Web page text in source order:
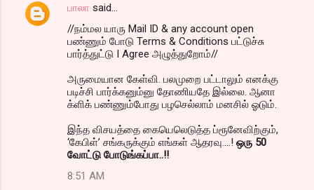
பாலா said…
//நம்மல யாரு Mail ID & any account open
பண்ணும் போடு Terms & Conditions பட்டுச்சு
பார்த்துட்டு I Agree அழுத்துறோம்//
அருமையான கேள்வி. பலமுறை பட்டாலும் எனக்கு
படிச்சி பார்க்கனும்னு தோணியதே இல்லை. ஆனா
க்ளிக் பண்ணும்போது பழசெல்லாம் மனசில் ஓடும்.
இந்த விசயத்தை கையெலெடுத்த ப்ரூனேவிற்கும்,
‘கேபிள்’ சங்கருக்கும் எங்கள் ஆதரவு....! ஒரு 50
வோட்டு போடுங்கப்பா..!!
8:51 AM